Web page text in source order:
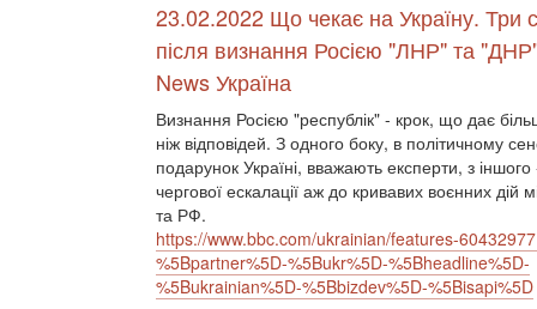
23.02.2022 Що чекає на Україну. Три
після визнання Росією "ЛНР" та
News Україна
Визнання Росією "республік" - крок, що дає
ніж відповідей. З одного боку, в політичному
подарунок Україні, вважають експерти, з іншого
чергової ескалації аж до кривавих воєнних дій
та РФ.
https://www.bbc.com/ukrainian/features-
%5Bpartner%5D-%5Bukr%5D-%5Bheadline%5D-
%5Bukrainian%5D-%5Bbizdev%5D-%5Bisapi%5D